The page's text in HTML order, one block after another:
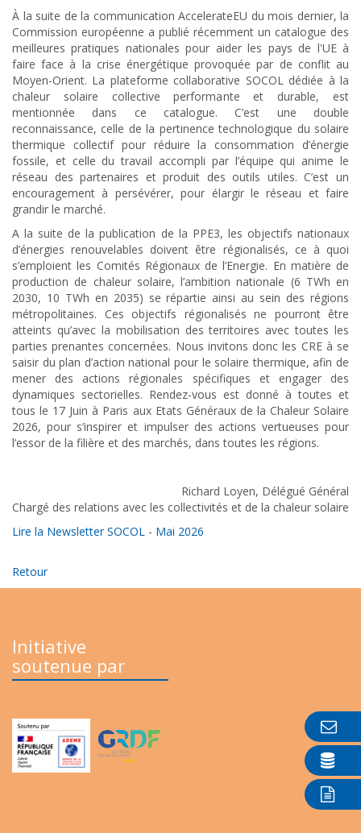
À la suite de la communication AccelerateEU du mois dernier, la
Commission européenne a publié récemment un catalogue des
meilleures pratiques nationales pour aider les pays de l'UE à
faire face à la crise énergétique provoquée par de conflit au
Moyen-Orient. La plateforme collaborative SOCOL dédiée à la
chaleur solaire collective performante et durable, est
mentionnée dans ce catalogue. C’est une double
reconnaissance, celle de la pertinence technologique du solaire
thermique collectif pour réduire la consommation d’énergie
fossile, et celle du travail accompli par l’équipe qui anime le
réseau des partenaires et produit des outils utiles. C’est un
encouragement à persévérer, pour élargir le réseau et faire
grandir le marché.
A la suite de la publication de la PPE3, les objectifs nationaux
d’énergies renouvelables doivent être régionalisés, ce à quoi
s’emploient les Comités Régionaux de l’Energie. En matière de
production de chaleur solaire, l’ambition nationale (6 TWh en
2030, 10 TWh en 2035) se répartie ainsi au sein des régions
métropolitaines. Ces objectifs régionalisés ne pourront être
atteints qu’avec la mobilisation des territoires avec toutes les
parties prenantes concernées. Nous invitons donc les CRE à se
saisir du plan d’action national pour le solaire thermique, afin de
mener des actions régionales spécifiques et engager des
dynamiques sectorielles. Rendez-vous est donné à toutes et
tous le 17 Juin à Paris aux Etats Généraux de la Chaleur Solaire
2026, pour s’inspirer et impulser des actions vertueuses pour
l’essor de la filière et des marchés, dans toutes les régions.
Richard Loyen, Délégué Général
Chargé des relations avec les collectivités et de la chaleur solaire
Lire la Newsletter SOCOL - Mai 2026
Retour
Initiative
soutenue par